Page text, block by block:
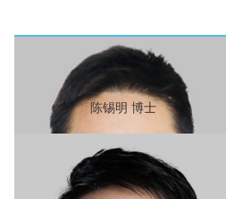
陈锡明 博士
中国电子信息产业集团有限公司
副总经理、党组成员